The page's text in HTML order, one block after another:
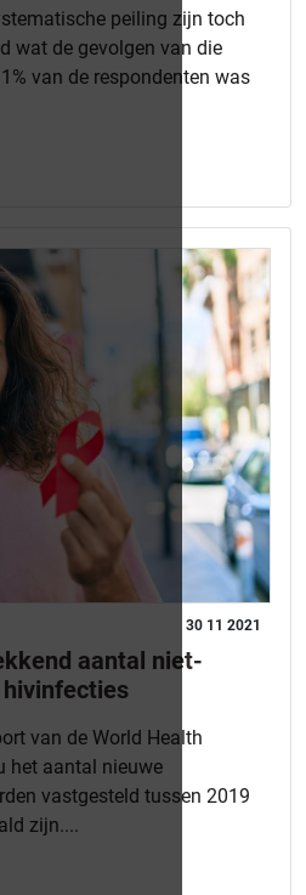
peiling zijn toch
wat de gevolgen van die
van de respondenten was
30 11 2021
aantal niet-
van de World Health
het aantal nieuwe
vastgesteld tussen 2019
zijn....